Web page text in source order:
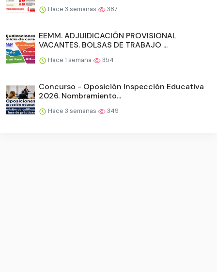
Hace 3 semanas 387
EEMM. ADJUIDICACIÓN PROVISIONAL
VACANTES. BOLSAS DE TRABAJO ...
Hace 1 semana 354
Concurso - Oposición Inspección Educativa
2026. Nombramiento...
Hace 3 semanas 349